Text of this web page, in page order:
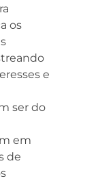
os
e
ser do
em
de